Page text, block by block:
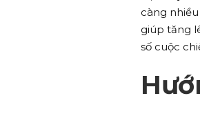
càng
giúp tăng
số cuộc